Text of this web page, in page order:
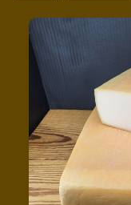
Inhalt
springen